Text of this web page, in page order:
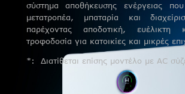
σύστημα αποθήκευσης ενέργειας
μετατροπέα, μπαταρία και
παρέχοντας αποδοτική, ευέλικτη
τροφοδοσία για κατοικίες και μικρές
*: Διατίθεται επίσης μοντέλο με AC